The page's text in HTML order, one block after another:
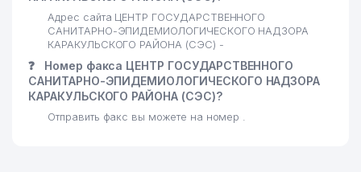
Адрес сайта ЦЕНТР ГОСУДАРСТВЕННОГО
САНИТАРНО-ЭПИДЕМИОЛОГИЧЕСКОГО НАДЗОРА
КАРАКУЛЬСКОГО РАЙОНА (СЭС) -
❓
Номер факса ЦЕНТР ГОСУДАРСТВЕННОГО
САНИТАРНО-ЭПИДЕМИОЛОГИЧЕСКОГО НАДЗОРА
КАРАКУЛЬСКОГО РАЙОНА (СЭС)?
Отправить факс вы можете на номер .